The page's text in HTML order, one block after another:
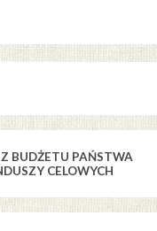
BUDŻETU PAŃSTWA
CELOWYCH